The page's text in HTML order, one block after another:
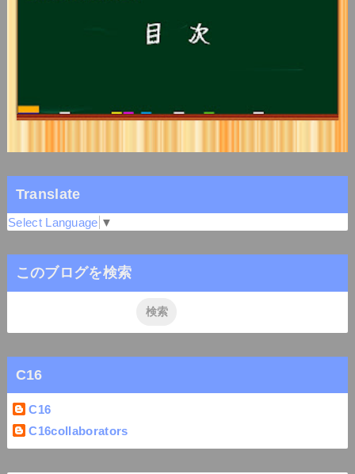
Translate
Select Language ▼
このブログを検索
C16
C16
C16collaborators